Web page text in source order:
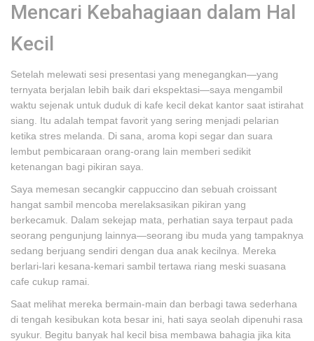
Mencari Kebahagiaan dalam Hal
Kecil
Setelah melewati sesi presentasi yang menegangkan—yang
ternyata berjalan lebih baik dari ekspektasi—saya mengambil
waktu sejenak untuk duduk di kafe kecil dekat kantor saat istirahat
siang. Itu adalah tempat favorit yang sering menjadi pelarian
ketika stres melanda. Di sana, aroma kopi segar dan suara
lembut pembicaraan orang-orang lain memberi sedikit
ketenangan bagi pikiran saya.
Saya memesan secangkir cappuccino dan sebuah croissant
hangat sambil mencoba merelaksasikan pikiran yang
berkecamuk. Dalam sekejap mata, perhatian saya terpaut pada
seorang pengunjung lainnya—seorang ibu muda yang tampaknya
sedang berjuang sendiri dengan dua anak kecilnya. Mereka
berlari-lari kesana-kemari sambil tertawa riang meski suasana
cafe cukup ramai.
Saat melihat mereka bermain-main dan berbagi tawa sederhana
di tengah kesibukan kota besar ini, hati saya seolah dipenuhi rasa
syukur. Begitu banyak hal kecil bisa membawa bahagia jika kita